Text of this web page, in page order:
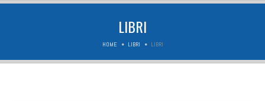
LIBRI
HOME LIBRI LIBRI